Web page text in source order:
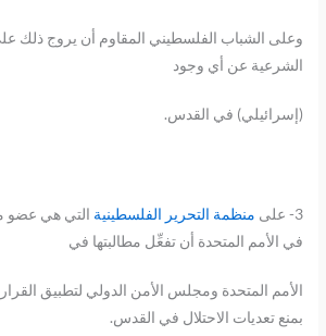
وعلى الشباب الفلسطيني المقاوم أن يروج ذلك
الشرعية عن أي وجود
(إسرائيلي) في القدس.
3- على منظمة التحرير الفلسطينية التي هي عضو
في الأمم المتحدة أن تفعِّل مطالبتها في
الأمم المتحدة ومجلس الأمن الدولي لتطبيق
بمنع تعديات الاحتلال في القدس.